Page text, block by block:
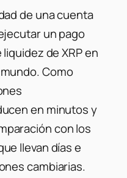
de una cuenta
un pago
de XRP en
Como
en minutos y
con los
llevan días e
cambiarias.